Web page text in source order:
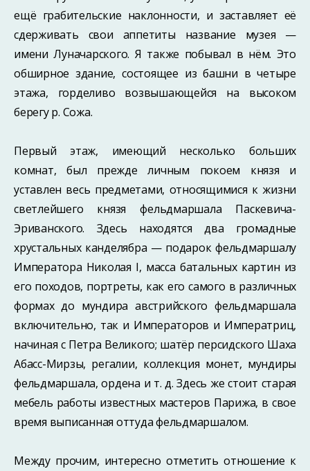
ещё гра­бительские наклонности, и заставляет её
сдерживать свои аппетиты название му­зея —
имени Луначарского. Я также побывал в нём. Это
обширное здание, состоящее из башни в четыре
этажа, горделиво возвышающейся на высоком
берегу р. Сожа.
Первый этаж, имеющий несколько больших
комнат, был прежде личным поко­ем князя и
уставлен весь предметами, относящимися к жизни
светлейшего князя фельдмаршала Паскевича-
Эриванского. Здесь находятся два громадные
хрусталь­ных канделябра — подарок фельдмаршалу
Императора Николая I, масса батальных картин из
его походов, портреты, как его самого в различных
формах до мундира австрийского фельдмаршала
включительно, так и Императоров и Императриц,
на­чиная с Петра Великого; шатёр персидского Шаха
Абасс-Мирзы, регалии, коллекция монет, мундиры
фельдмаршала, ордена и т. д. Здесь же стоит старая
мебель работы известных мастеров Парижа, в свое
время выписанная оттуда фельдмаршалом.
Между прочим, интересно отметить отношение к